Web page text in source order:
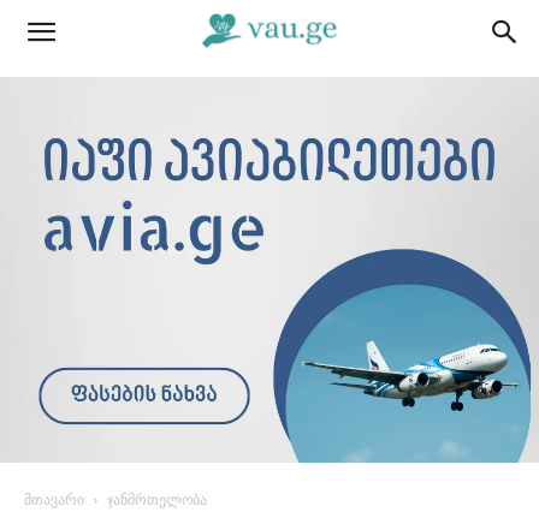
მთავარი ჯანმრთელობა